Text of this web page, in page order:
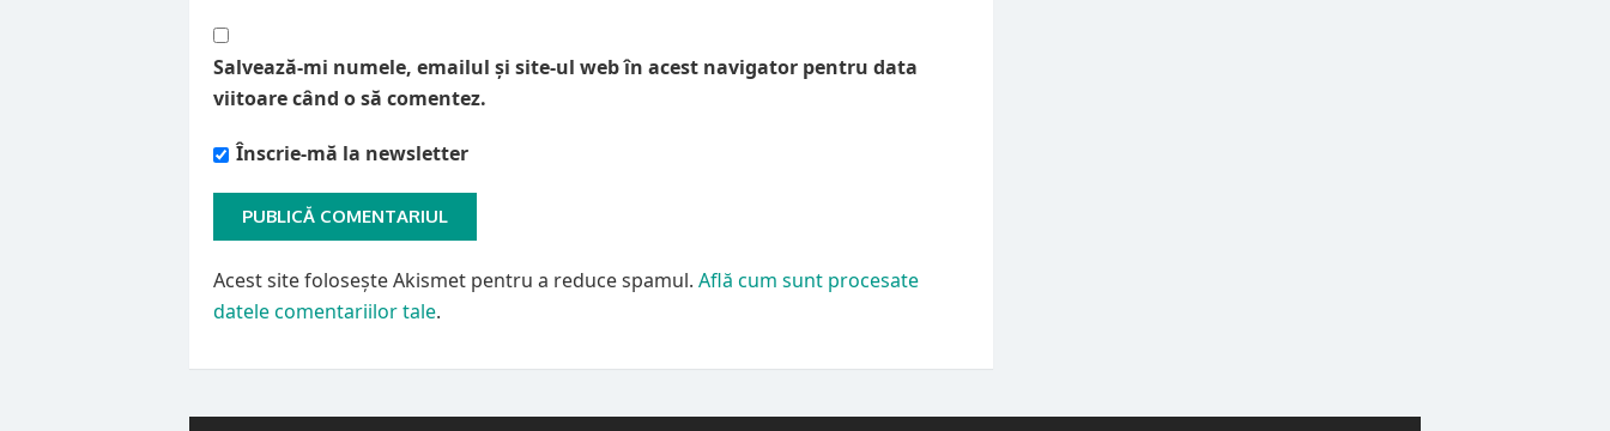
Salvează-mi numele, emailul și site-ul web în acest navigator pentru data
viitoare când o să comentez.
Înscrie-mă la newsletter
Acest site folosește Akismet pentru a reduce spamul. Află cum sunt procesate
datele comentariilor tale.